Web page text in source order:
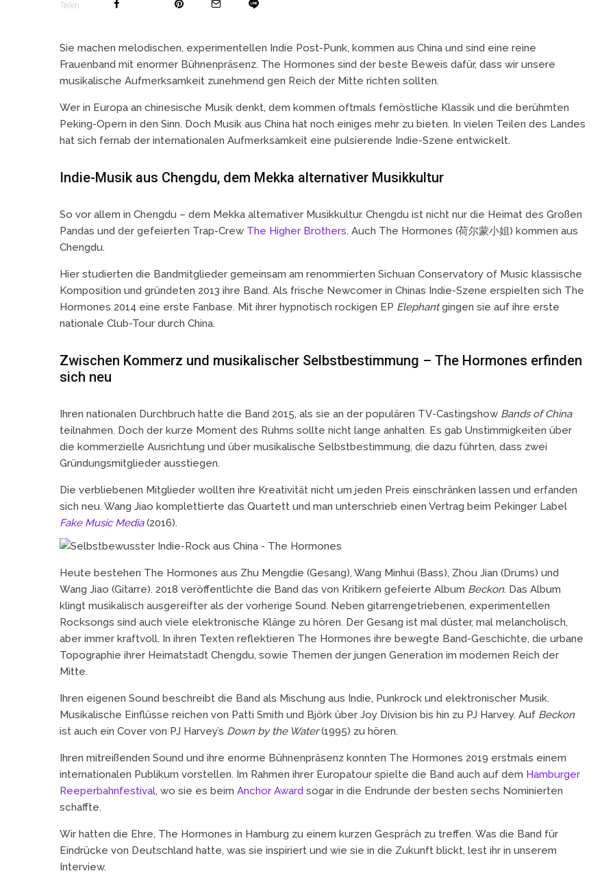
Teilen
Sie machen melodischen, experimentellen Indie Post-Punk, kommen aus China und sind eine reine
Frauenband mit enormer Bühnenpräsenz. The Hormones sind der beste Beweis dafür, dass wir unsere
musikalische Aufmerksamkeit zunehmend gen Reich der Mitte richten sollten.
Wer in Europa an chinesische Musik denkt, dem kommen oftmals fernöstliche Klassik und die berühmten
Peking-Opern in den Sinn. Doch Musik aus China hat noch einiges mehr zu bieten. In vielen Teilen des Landes
hat sich fernab der internationalen Aufmerksamkeit eine pulsierende Indie-Szene entwickelt.
Indie-Musik aus Chengdu, dem Mekka alternativer Musikkultur
So vor allem in Chengdu – dem Mekka alternativer Musikkultur. Chengdu ist nicht nur die Heimat des Großen
Pandas und der gefeierten Trap-Crew The Higher Brothers. Auch The Hormones (荷尔蒙小姐) kommen aus
Chengdu.
Hier studierten die Bandmitglieder gemeinsam am renommierten Sichuan Conservatory of Music klassische
Komposition und gründeten 2013 ihre Band. Als frische Newcomer in Chinas Indie-Szene erspielten sich The
Hormones 2014 eine erste Fanbase. Mit ihrer hypnotisch rockigen EP Elephantgingen sie auf ihre erste
nationale Club-Tour durch China.
Zwischen Kommerz und musikalischer Selbstbestimmung – The Hormones erfinden
sich neu
Ihren nationalen Durchbruch hatte die Band 2015, als sie an der populären TV-Castingshow Bands of China
teilnahmen. Doch der kurze Moment des Ruhms sollte nicht lange anhalten. Es gab Unstimmigkeiten über
die kommerzielle Ausrichtung und über musikalische Selbstbestimmung, die dazu führten, dass zwei
Gründungsmitglieder ausstiegen.
Die verbliebenen Mitglieder wollten ihre Kreativität nicht um jeden Preis einschränken lassen und erfanden
sich neu. Wang Jiao komplettierte das Quartett und man unterschrieb einen Vertrag beim Pekinger Label
Fake Music Media(2016).
Heute bestehen The Hormones aus Zhu Mengdie (Gesang), Wang Minhui (Bass), Zhou Jian (Drums) und
Wang Jiao (Gitarre). 2018 veröffentlichte die Band das von Kritikern gefeierte Album Beckon. Das Album
klingt musikalisch ausgereifter als der vorherige Sound. Neben gitarrengetriebenen, experimentellen
Rocksongs sind auch viele elektronische Klänge zu hören. Der Gesang ist mal düster, mal melancholisch,
aber immer kraftvoll. In ihren Texten reflektieren The Hormones ihre bewegte Band-Geschichte, die urbane
Topographie ihrer Heimatstadt Chengdu, sowie Themen der jungen Generation im modernen Reich der
Mitte.
Ihren eigenen Sound beschreibt die Band als Mischung aus Indie, Punkrock und elektronischer Musik.
Musikalische Einflüsse reichen von Patti Smith und Björk über Joy Division bis hin zu PJ Harvey. Auf Beckon
ist auch ein Cover von PJ Harvey’s Down by the Water(1995) zu hören.
Ihren mitreißenden Sound und ihre enorme Bühnenpräsenz konnten The Hormones 2019 erstmals einem
internationalen Publikum vorstellen. Im Rahmen ihrer Europatour spielte die Band auch auf dem Hamburger
Reeperbahnfestival, wo sie es beim Anchor Award sogar in die Endrunde der besten sechs Nominierten
schaffte.
Wir hatten die Ehre, The Hormones in Hamburg zu einem kurzen Gespräch zu treffen. Was die Band für
Eindrücke von Deutschland hatte, was sie inspiriert und wie sie in die Zukunft blickt, lest ihr in unserem
Interview.